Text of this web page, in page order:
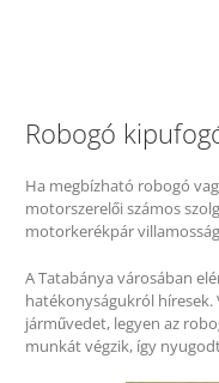
Robogó
Ha megbízható robogó
motorszerelői számos
motorkerékpár
A Tatabánya városában
hatékonyságukról híresek.
járművedet, legyen az
munkát végzik, így